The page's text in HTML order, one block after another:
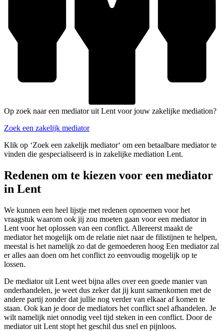
Op zoek naar een mediator uit Lent voor jouw zakelijke mediation?
Zoek een zakelijk mediator
Klik op ‘Zoek een zakelijk mediator‘ om een betaalbare mediator te
vinden die gespecialiseerd is in zakelijke mediation Lent.
Redenen om te kiezen voor een mediator
in Lent
We kunnen een heel lijstje met redenen opnoemen voor het
vraagstuk waarom ook jij zou moeten gaan voor een mediator in
Lent voor het oplossen van een conflict. Allereerst maakt de
mediator het mogelijk om de relatie niet naar de filistijnen te helpen,
meestal is het namelijk zo dat de gemoederen hoog Een mediator zal
er alles aan doen om het conflict zo eenvoudig mogelijk op te
lossen.
De mediator uit Lent weet bijna alles over een goede manier van
onderhandelen, je weet dus zeker dat jij kunt samenkomen met de
andere partij zonder dat jullie nog verder van elkaar af komen te
staan. Ook kan je door de mediators het conflict snel afhandelen. Je
wilt namelijk niet onnodig veel tijd steken in een conflict. Door de
mediator uit Lent stopt het geschil dus snel en pijnloos.